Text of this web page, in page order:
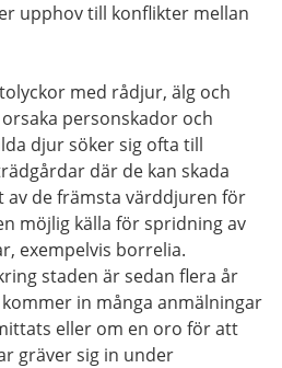
upphov till konflikter mellan
med rådjur, älg och
personskador och
djur söker sig ofta till
där de kan skada
av de främsta värddjuren för
möjlig källa för spridning av
exempelvis borrelia.
staden är sedan flera år
in många anmälningar
eller om en oro för att
gräver sig in under